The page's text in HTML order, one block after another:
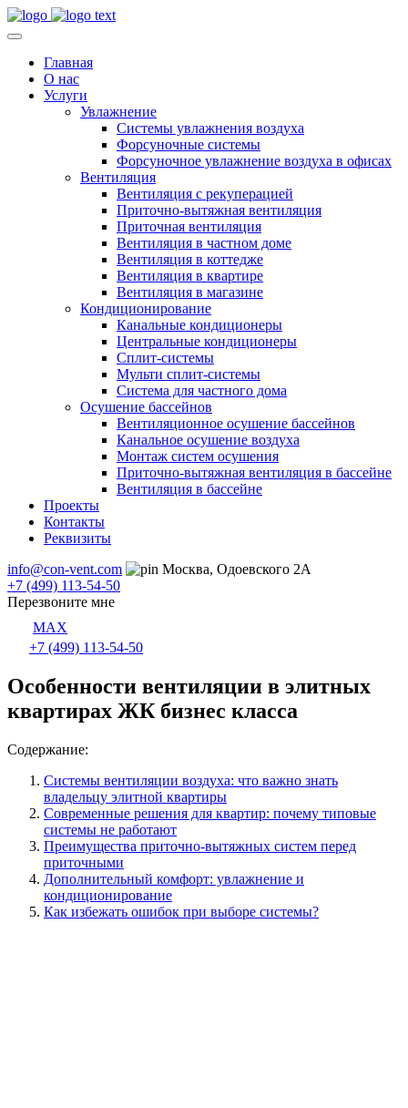
Главная
О нас
Услуги
Увлажнение
Системы увлажнения воздуха
Форсуночные системы
Форсуночное увлажнение воздуха в офисах
Вентиляция
Вентиляция с рекуперацией
Приточно-вытяжная вентиляция
Приточная вентиляция
Вентиляция в частном доме
Вентиляция в коттедже
Вентиляция в квартире
Вентиляция в магазине
Кондиционирование
Канальные кондиционеры
Центральные кондиционеры
Сплит-системы
Мульти сплит-системы
Система для частного дома
Осушение бассейнов
Вентиляционное осушение бассейнов
Канальное осушение воздуха
Монтаж систем осушения
Приточно-вытяжная вентиляция в бассейне
Вентиляция в бассейне
Проекты
Контакты
Реквизиты
info@con-vent.com
Москва, Одоевского 2А
+7 (499) 113-54-50
Перезвоните мне
MAX
+7 (499) 113-54-50
Особенности вентиляции в элитных
квартирах ЖК бизнес класса
Содержание:
Системы вентиляции воздуха: что важно знать
владельцу элитной квартиры
Современные решения для квартир: почему типовые
системы не работают
Преимущества приточно-вытяжных систем перед
приточными
Дополнительный комфорт: увлажнение и
кондиционирование
Как избежать ошибок при выборе системы?